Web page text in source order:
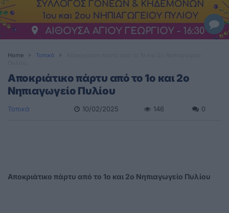
Home Τοπικά
Aποκριάτικο πάρτυ από το 1ο και 2ο
Νηπιαγωγείο Πυλίου
Τοπικά 10/02/2025 146 0
Aποκριάτικο πάρτυ από το 1ο και 2ο Νηπιαγωγείο Πυλίου